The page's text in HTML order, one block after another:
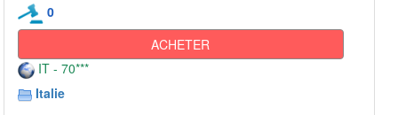
0
ACHETER
IT - 70***
Italie